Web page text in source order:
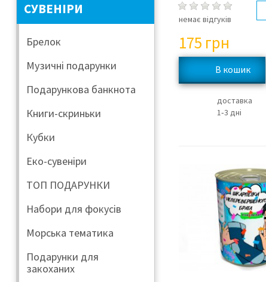
СУВЕНІРИ
Брелок
Музичні подарунки
Подарункова банкнота
Книги-скриньки
Кубки
Еко-сувеніри
ТОП ПОДАРУНКИ
Набори для фокусів
Морська тематика
Подарунки для
закоханих
немає відгуків
175 грн
доставка
1‑3 дні